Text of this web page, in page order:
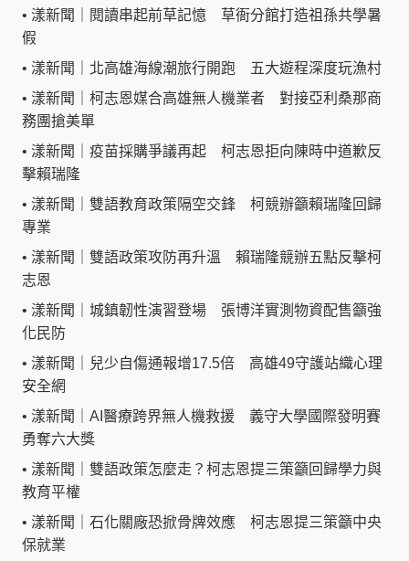
• 漾新聞｜閱讀串起前草記憶 草衙分館打造祖孫共學暑
假
• 漾新聞｜北高雄海線潮旅行開跑 五大遊程深度玩漁村
• 漾新聞｜柯志恩媒合高雄無人機業者 對接亞利桑那商
務團搶美單
• 漾新聞｜疫苗採購爭議再起 柯志恩拒向陳時中道歉反
擊賴瑞隆
• 漾新聞｜雙語教育政策隔空交鋒 柯競辦籲賴瑞隆回歸
專業
• 漾新聞｜雙語政策攻防再升溫 賴瑞隆競辦五點反擊柯
志恩
• 漾新聞｜城鎮韌性演習登場 張博洋實測物資配售籲強
化民防
• 漾新聞｜兒少自傷通報增17.5倍 高雄49守護站織心理
安全網
• 漾新聞｜AI醫療跨界無人機救援 義守大學國際發明賽
勇奪六大獎
• 漾新聞｜雙語政策怎麼走？柯志恩提三策籲回歸學力與
教育平權
• 漾新聞｜石化關廠恐掀骨牌效應 柯志恩提三策籲中央
保就業